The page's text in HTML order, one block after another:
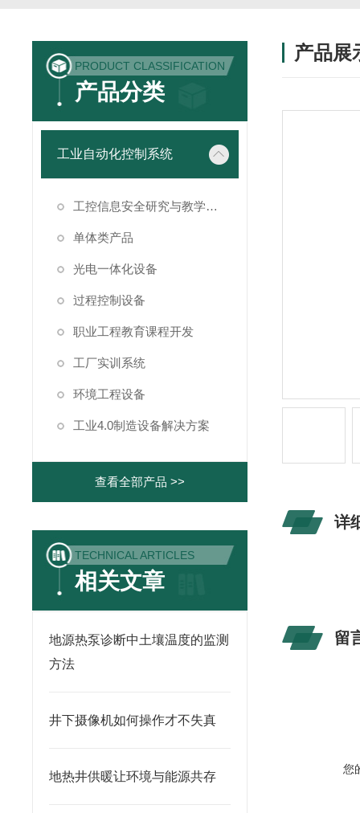
PRODUCT CLASSIFICATION
产品分类
工业自动化控制系统
工控信息安全研究与教学仿真系统
单体类产品
光电一体化设备
过程控制设备
职业工程教育课程开发
工厂实训系统
环境工程设备
工业4.0制造设备解决方案
查看全部产品 >>
TECHNICAL ARTICLES
相关文章
地源热泵诊断中土壤温度的监测
方法
井下摄像机如何操作才不失真
地热井供暖让环境与能源共存
产品展
详
留
您